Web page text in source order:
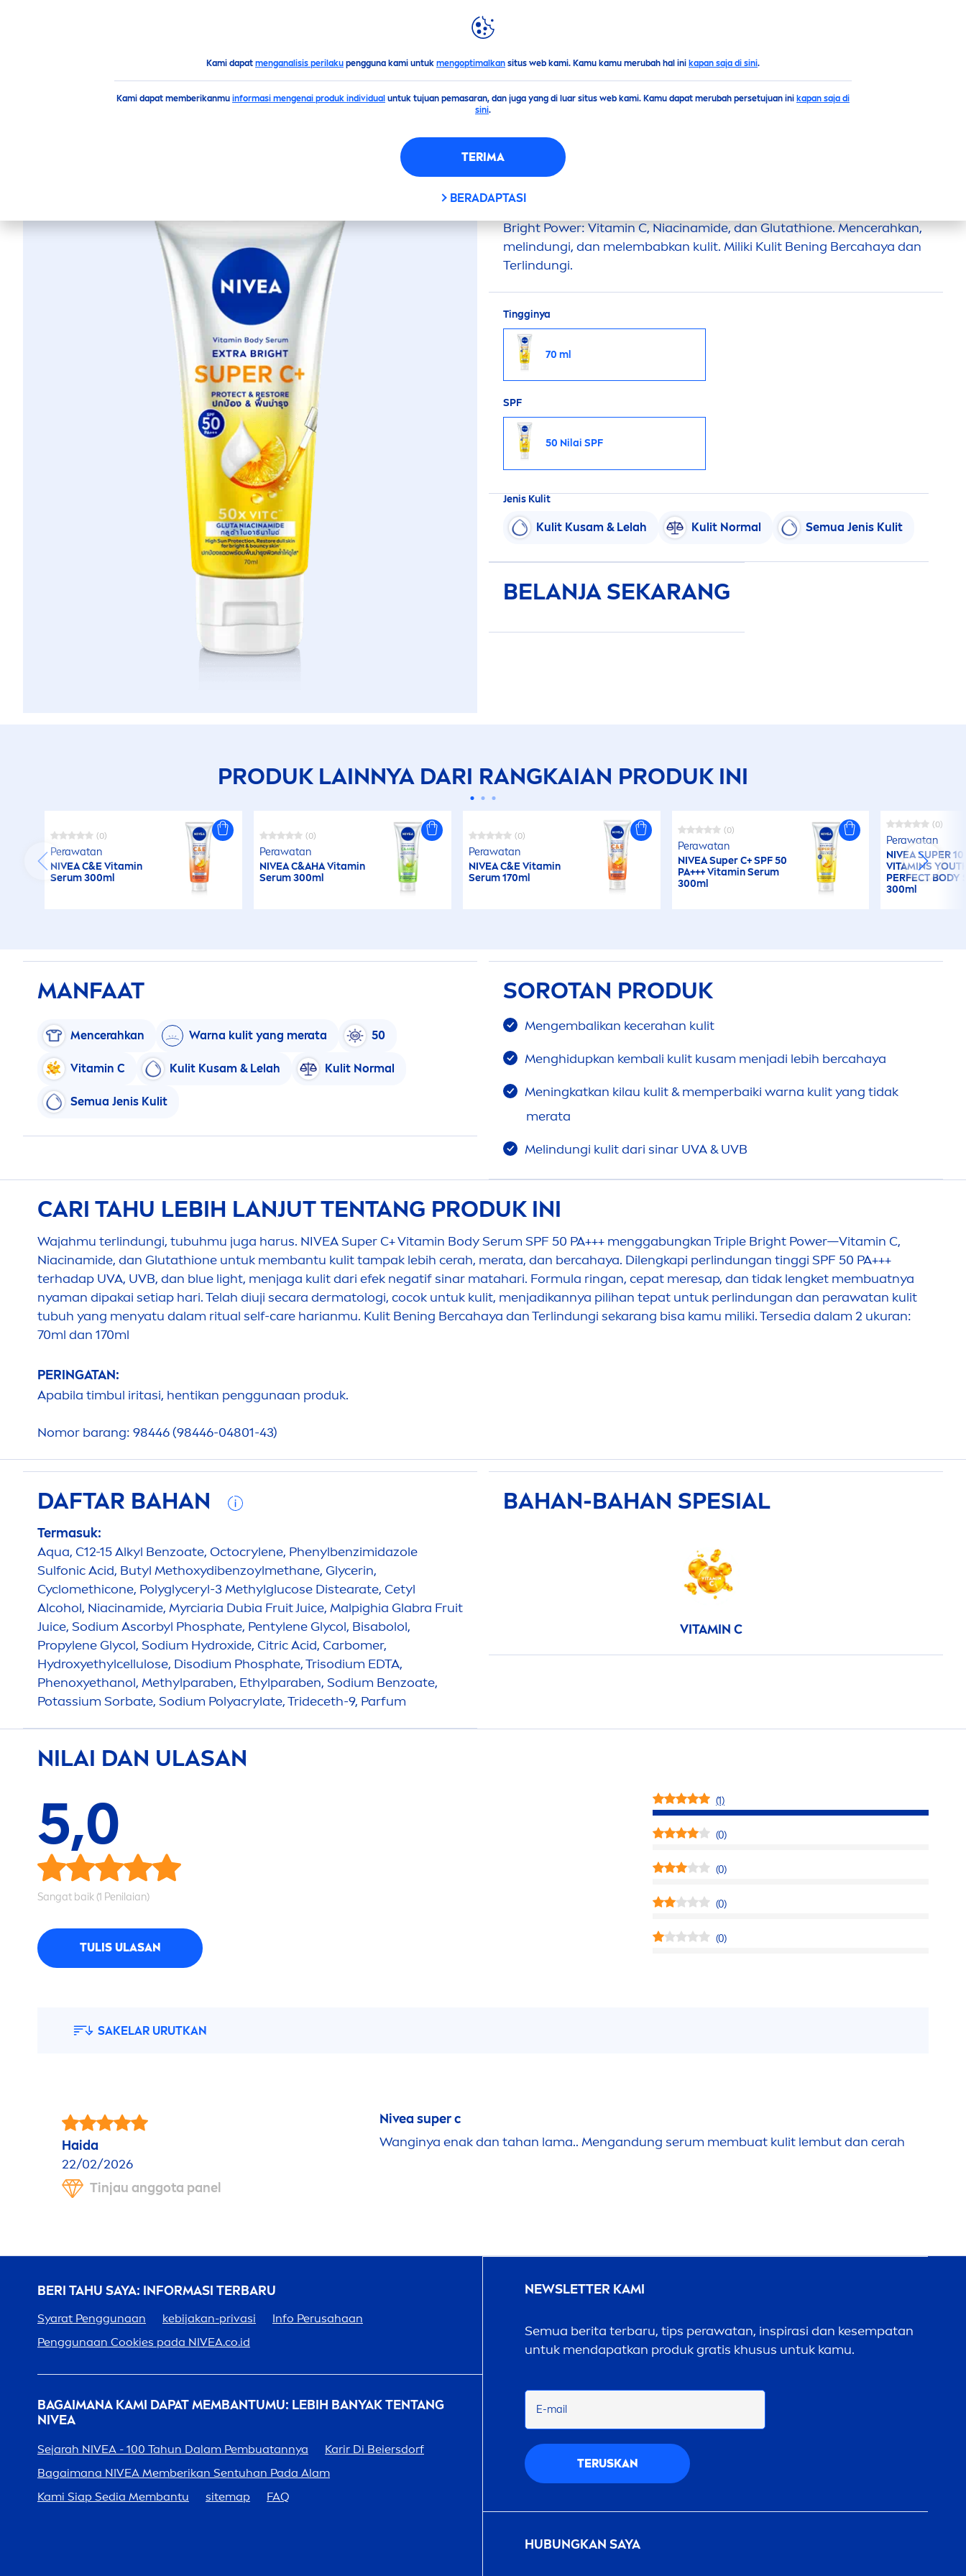
Kami dapat menganalisis perilakupengguna kami untuk mengoptimalkansitus web kami. Kamu kamu merubah hal ini kapan saja di sini.
Kami dapat memberikanmu informasi mengenai produk individual untuk tujuan pemasaran, dan juga yang di luar situs web kami. Kamu dapat merubah persetujuan ini kapan saja di
sini.
TERIMA
BERADAPTASI
Perawatan Lotion NIVEASuper C+ SPF 50VitaminSerum 70ml
(1)
SUPER C+ SPF 50VITAMIN
Bright Power:VitaminC, Niacinamide, dan Glutathione.Mencerahkan,
melindungi, dan melembabkan kulit. Miliki Kulit Bening Bercahaya dan
Terlindungi.
Tingginya
70 ml
SPF
50 Nilai SPF
Jenis Kulit
Kulit Kusam & Lelah Kulit Normal Semua Jenis Kulit
BELANJA SEKARANG
PRODUK LAINNYA DARI RANGKAIAN PRODUK INI
(0)
Perawatan
NIVEAC&EVitamin
Serum 300ml
(0)
Perawatan
NIVEAC&AHAVitamin
Serum 300ml
(0)
Perawatan
NIVEAC&EVitamin
Serum 170ml
(0)
Perawatan
NIVEASuper C+ SPF 50
PA+++VitaminSerum
300ml
(0)
Perawatan
NIVEASUPER 10
VITAMINS
PERFECT BODY
300ml
MANFAAT
Mencerahkan Warna kulit yang merata 50
Vitamin C Kulit Kusam & Lelah Kulit Normal
Semua Jenis Kulit
SOROTAN PRODUK
Mengembalikan kecerahan kulit
Menghidupkan kembali kulit kusam menjadi lebih bercahaya
Meningkatkan kilau kulit & memperbaiki warna kulit yang tidak
merata
Melindungi kulit dari sinar UVA & UVB
CARI TAHU LEBIH LANJUT TENTANG PRODUK INI
Wajahmu terlindungi, tubuhmu juga harus. NIVEASuper C+Vitamin Body Serum SPF 50 PA+++ menggabungkan Triple Bright Power—Vitamin C,
Niacinamide, dan Glutathione untuk membantu kulit tampak lebih cerah, merata, dan bercahaya. Dilengkapi perlindungan tinggi SPF 50 PA+++
terhadap UVA, UVB, dan blue light, menjaga kulit dari efek negatif sinar matahari. Formula ringan, cepat meresap, dan tidak lengket membuatnya
nyaman dipakai setiap hari. Telah diuji secara dermatologi, cocok untuk kulit, menjadikannya pilihan tepat untuk perlindungan dan perawatan kulit
tubuh yang menyatu dalam ritual self-care harianmu. Kulit Bening Bercahaya dan Terlindungi sekarang bisa kamu miliki. Tersedia dalam 2 ukuran:
70ml dan 170ml
PERINGATAN:
Apabila timbul iritasi, hentikan penggunaan produk.
Nomor barang: 98446 (98446-04801-43)
DAFTAR BAHAN
Termasuk:
Aqua, C12-15 Alkyl Benzoate, Octocrylene, Phenylbenzimidazole
Sulfonic Acid, Butyl Methoxydibenzoylmethane, Glycerin,
Cyclomethicone, Polyglyceryl-3 Methylglucose Distearate, Cetyl
Alcohol, Niacinamide, Myrciaria Dubia Fruit Juice, Malpighia Glabra Fruit
Juice, Sodium Ascorbyl Phosphate, Pentylene Glycol, Bisabolol,
Propylene Glycol, Sodium Hydroxide, Citric Acid, Carbomer,
Hydroxyethylcellulose, Disodium Phosphate, Trisodium EDTA,
Phenoxyethanol, Methylparaben, Ethylparaben, Sodium Benzoate,
Potassium Sorbate, Sodium Polyacrylate, Trideceth-9, Parfum
BAHAN-BAHAN SPESIAL
VITAMIN C
NILAI DAN ULASAN
5,0
Sangat baik (1 Penilaian)
TULIS ULASAN
(1)
(0)
(0)
(0)
(0)
SAKELAR URUTKAN
Haida
22/02/2026
Tinjau anggota panel
Niveasuper c
Wanginya enak dan tahan lama.. Mengandung serum membuat kulit lembut dan cerah
BERI TAHU SAYA: INFORMASI TERBARU
Syarat Penggunaan kebijakan-privasi
Info Perusahaan
Penggunaan Cookies pada NIVEA.co.id
BAGAIMANA KAMI DAPAT MEMBANTUMU: LEBIH BANYAK TENTANG
NIVEA
Sejarah NIVEA - 100 Tahun Dalam Pembuatannya
Karir Di Beiersdorf
Bagaimana NIVEA Memberikan Sentuhan Pada Alam
Kami Siap Sedia Membantu
sitemap FAQ
NEWSLETTER KAMI
Semua berita terbaru, tips perawatan, inspirasi dan kesempatan
untuk mendapatkan produk gratis khusus untuk kamu.
E-mail
TERUSKAN
HUBUNGKAN SAYA